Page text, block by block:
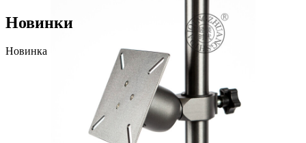
Новинки
Новинка